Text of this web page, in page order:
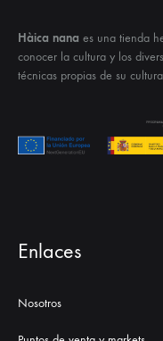
Hàica nana es una tienda
conocer la cultura y los
técnicas propias de su
Enlaces
Nosotros